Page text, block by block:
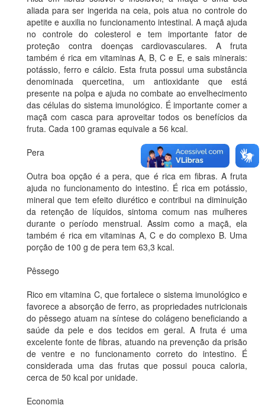
aliada para ser ingerida na ceia, pois atua no controle do
apetite e auxilia no funcionamento intestinal. A maçã ajuda
no controle do colesterol e tem importante fator de
proteção contra doenças cardiovasculares. A fruta
também é rica em vitaminas A, B, C e E, e sais minerais:
potássio, ferro e cálcio. Esta fruta possui uma substância
denominada quercetina, um antioxidante que está
presente na polpa e ajuda no combate ao envelhecimento
das células do sistema imunológico. É importante comer a
maçã com casca para aproveitar todos os benefícios da
fruta. Cada 100 gramas equivale a 56 kcal.
Pera
Outra boa opção é a pera, que é rica em fibras. A fruta
ajuda no funcionamento do intestino. É rica em potássio,
mineral que tem efeito diurético e contribui na diminuição
da retenção de líquidos, sintoma comum nas mulheres
durante o período menstrual. Assim como a maçã, ela
também é rica em vitaminas A, C e do complexo B. Uma
porção de 100 g de pera tem 63,3 kcal.
Pêssego
Rico em vitamina C, que fortalece o sistema imunológico e
favorece a absorção de ferro, as propriedades nutricionais
do pêssego atuam na síntese do colágeno beneficiando a
saúde da pele e dos tecidos em geral. A fruta é uma
excelente fonte de fibras, atuando na prevenção da prisão
de ventre e no funcionamento correto do intestino. É
considerada uma das frutas que possui pouca caloria,
cerca de 50 kcal por unidade.
Economia